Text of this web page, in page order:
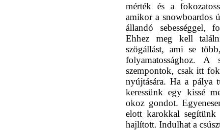
mérték és a
amikor a snowboardos
állandó sebességgel,
Ehhez meg kell
szögállást, ami se
folyamatossághoz. A
szempontok, csak itt
nyújtására. Ha a pálya
keressünk egy kissé
okoz gondot.
elott karokkal segítünk
hajlított. Indulhat a